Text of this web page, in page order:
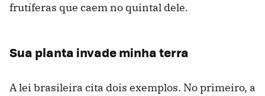
frutíferas que caem no quintal dele.
Sua planta invade minha terra
A lei brasileira cita dois exemplos. No primeiro, a